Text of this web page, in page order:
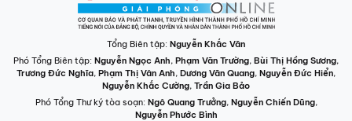
Tổng Biên tập: Nguyễn Khắc Văn
Phó Tổng Biên tập: Nguyễn Ngọc Anh, Phạm Văn Trường, Bùi Thị Hồng Sương,
Trương Đức Nghĩa, Phạm Thị Vân Anh, Dương Văn Quang, Nguyễn Đức Hiển,
Nguyễn Khắc Cường, Trần Gia Bảo
Phó Tổng Thư ký tòa soạn: Ngô Quang Trưởng, Nguyễn Chiến Dũng,
Nguyễn Phước Bình